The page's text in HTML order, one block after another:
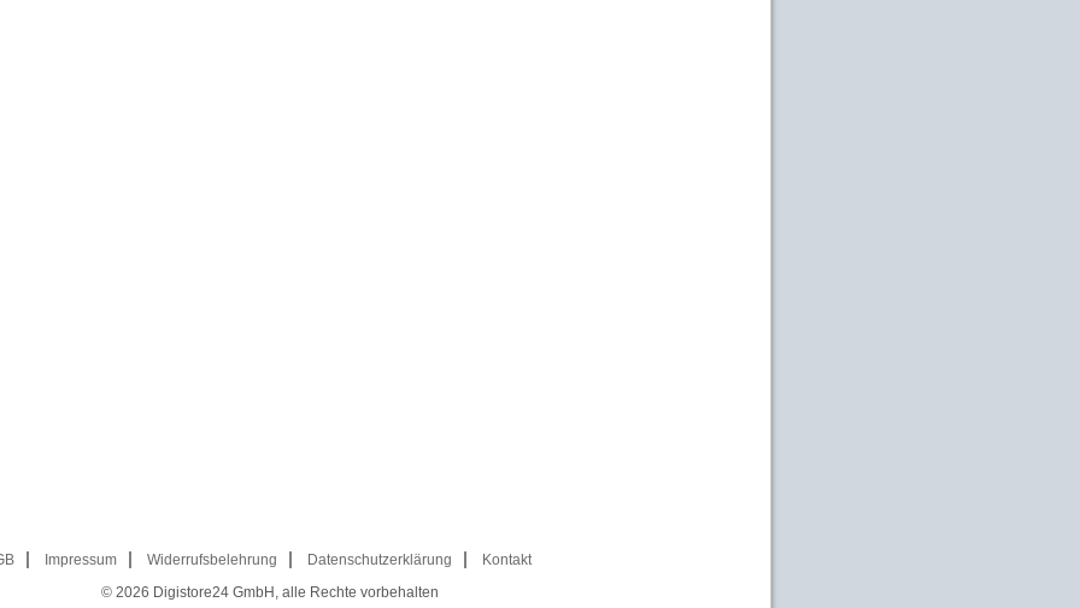
Impressum Widerrufsbelehrung Datenschutzerklärung
Kontakt
© 2026 Digistore24 GmbH, alle Rechte vorbehalten